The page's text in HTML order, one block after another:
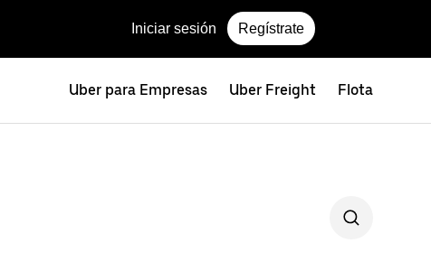
Iniciar sesión Regístrate
Uber para Empresas Uber Freight Flota